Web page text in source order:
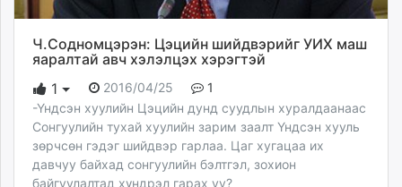
Ч.Содномцэрэн: Цэцийн шийдвэрийг УИХ маш
яаралтай авч хэлэлцэх хэрэгтэй
1
2016/04/25
1
-Үндсэн хуулийн Цэцийн дунд суудлын хуралдаанаас
Сонгуулийн тухай хуулийн зарим заалт Үндсэн хууль
зөрчсөн гэдэг шийдвэр гарлаа. Цаг хугацаа их
давчуу байхад сонгуулийн бэлтгэл, зохион
байгуулалтад хүндрэл гарах уу?